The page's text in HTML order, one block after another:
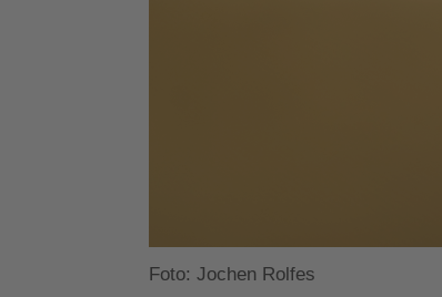
Foto: Jochen Rolfes